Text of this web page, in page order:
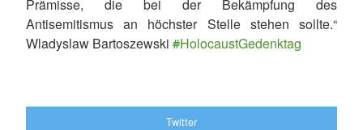
Prämisse, die bei der Bekämpfung des
Antisemitismus an höchster Stelle stehen sollte.“
Wladyslaw Bartoszewski #HolocaustGedenktag
Twitter